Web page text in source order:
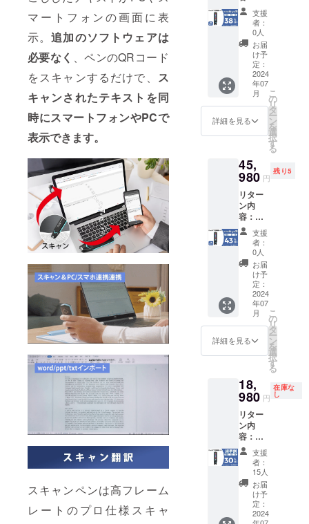
マートフォンの画面に表
示。追加のソフトウェアは
必要なく
、ペンのQRコード
をスキャンするだけで、 ス
キャンされたテキストを同
時にスマートフォンやPCで
表示できます。
スキャンペンは高フレーム
レートのプロ仕様スキャ
もござ
いま
す。 ※
類似商
品が発
生する
可能性
があり
ます。
頂いた
上でご
様お願
い致し
ます。
2024年
08月か
らオン
ライン
ショッ
プなど
にて一
般販売
開始予
定で
す。
出荷時
期が遅
れる場
合がご
ざいま
す。 ※
皆様の
ご支援
により
量産効
率が向
売価格
が販売
格より
下がる
可能性
もござ
いま
す。 ※
類似商
品が発
生する
可能性
があり
ます。
頂いた
上でご
様お願
い致し
ます。
2024年
08月か
らオン
ライン
ショッ
プなど
にて一
般販売
開始予
定で
53,960
円 ※本
リター
ンの価
格は
税・送
料込み
の金額
となり
ます。
※ご注文
給状
況、製
造工程
上の都
合など
により
出荷時
期が遅
れる場
合がご
ざいま
す。 ※
皆様の
ご支援
により
量産効
率が向
売価格
が販売
格より
下がる
可能性
もござ
いま
す。 ※
類似商
品が発
生する
可能性
ChatGP
T搭載翻
訳ペン
×2セッ
ト ・商
品本体
×2 ・収
納袋×2
・USB-
Cケーブ
ル×2 ・
日本語
取扱説
・パッ
ケージ
×2 一般
予定販
売価
格：
53,960
円 ※本
リター
ンの価
格は
税・送
料込み
の金額
となり
ます。
※ご注文
給状
況、製
造工程
上の都
合など
により
出荷時
期が遅
れる場
合がご
ざいま
す。 ※
皆様の
支援
者：
0人
お届
け予
定：
2024
年07
月
詳細を見る
こ
の
リ
タ
ー
ン
を
選
択
す
る
45,
980 円
残り5
リター
ン内
容：
ChatGP
T搭載翻
訳ペン
×3セッ
ト ・商
品本体
×3 ・収
納袋×3
・USB-
Cケーブ
ル×3 ・
日本語
取扱説
・パッ
ケージ
×3 一般
予定販
売価
格：
80,940
円 ※本
リター
ンの価
格は
税・送
料込み
支援
者：
0人
お届
け予
定：
2024
年07
月
詳細を見る
こ
の
リ
タ
ー
ン
を
選
択
す
る
18,
980 円
在庫な
し
リター
ン内
容：
ChatGP
T搭載翻
訳ペン
×1セッ
ト ・商
品本体
×1 ・収
支援
者：
15人
お届
け予
定：
2024